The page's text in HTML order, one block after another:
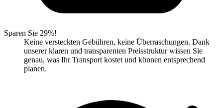
Sparen Sie 29%!
Keine versteckten Gebühren, keine Überraschungen. Dank
unserer klaren und transparenten Preisstruktur wissen Sie
genau, was Ihr Transport kostet und können entsprechend
planen.